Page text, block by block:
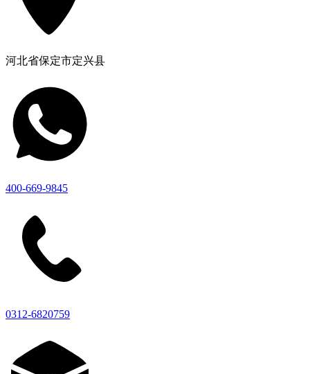
河北省保定市定兴县
400-669-9845
0312-6820759